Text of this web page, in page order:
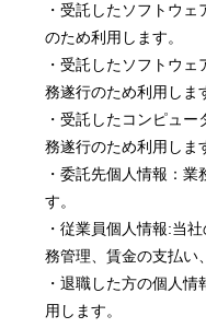
・受託したソフトウ
のため利用します。
・受託したソフトウ
務遂行のため利用しま
・受託したコンピュ
務遂行のため利用しま
・委託先個人情報：
す。
・従業員個人情報:当
務管理、賃金の支払い
・退職した方の個人
用します。